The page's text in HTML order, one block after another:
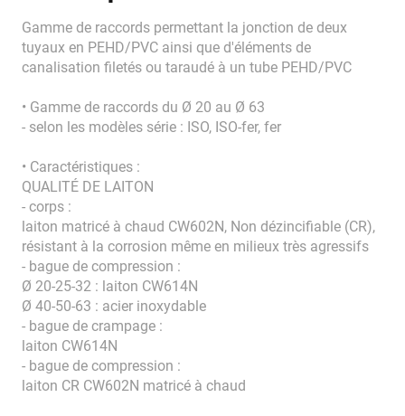
Gamme de raccords permettant la jonction de deux
tuyaux en PEHD/PVC ainsi que d'éléments de
canalisation filetés ou taraudé à un tube PEHD/PVC
• Gamme de raccords du Ø 20 au Ø 63
- selon les modèles série : ISO, ISO-fer, fer
• Caractéristiques :
QUALITÉ DE LAITON
- corps :
laiton matricé à chaud CW602N, Non dézincifiable (CR),
résistant à la corrosion même en milieux très agressifs
- bague de compression :
Ø 20-25-32 : laiton CW614N
Ø 40-50-63 : acier inoxydable
- bague de crampage :
laiton CW614N
- bague de compression :
laiton CR CW602N matricé à chaud